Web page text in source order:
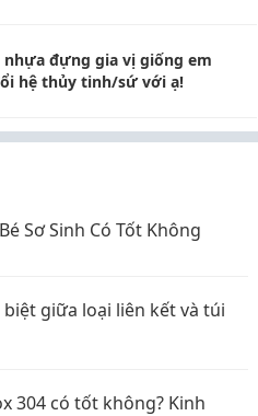
nhựa đựng gia vị giống em
hệ thủy tinh/sứ với ạ!
Sơ Sinh Có Tốt Không
biệt giữa loại liên kết và túi
304 có tốt không? Kinh